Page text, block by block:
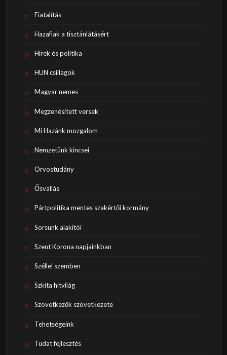
Fiatalítás
Hazafiak a tisztánlátásért
Hírek és politika
HUN csillagok
Magyar nemes
Megzenésített versek
Mi Hazánk mozgalom
Nemzetünk kincsei
Orvostudány
Ősvallás
Pártpolitika mentes szakértői kormány
Sorsunk alakítói
Szent Korona napjainkban
Széllel szemben
Szkíta hitvilág
Szövetkezők szövetkezete
Tehetségeink
Tudat fejlesztés